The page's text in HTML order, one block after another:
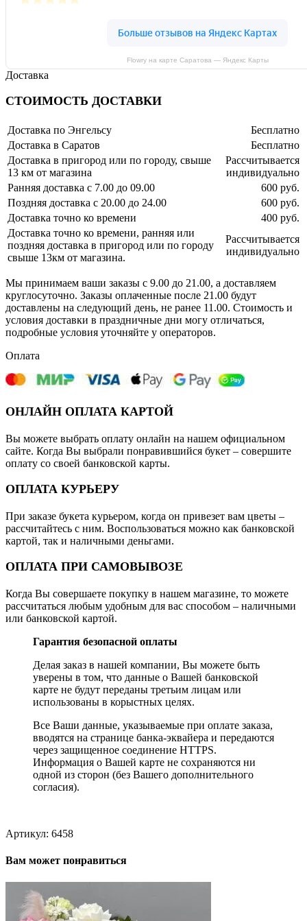
Flowry на карте Саратова — Яндекс Карты
Доставка
СТОИМОСТЬ ДОСТАВКИ
Доставка по Энгельсу
Бесплатно
Доставка в Саратов
Бесплатно
Доставка в пригород или по городу, свыше
13 км от магазина
Рассчитывается
индивидуально
Ранняя доставка с 7.00 до 09.00
600 руб.
Поздняя доставка с 20.00 до 24.00
600 руб.
Доставка точно ко времени
400 руб.
Доставка точно ко времени, ранняя или
поздняя доставка в пригород или по городу
свыше 13км от магазина.
Рассчитывается
индивидуально
Мы принимаем ваши заказы с 9.00 до 21.00, а доставляем
круглосуточно. Заказы оплаченные после 21.00 будут
доставлены на следующий день, не ранее 11.00. Стоимость и
условия доставки в праздничные дни могу отличаться,
подробные условия уточняйте у операторов.
Оплата
ОНЛАЙН ОПЛАТА КАРТОЙ
Вы можете выбрать оплату онлайн на нашем официальном
сайте. Когда Вы выбрали понравившийся букет – совершите
оплату со своей банковской карты.
ОПЛАТА КУРЬЕРУ
При заказе букета курьером, когда он привезет вам цветы –
рассчитайтесь с ним. Воспользоваться можно как банковской
картой, так и наличными деньгами.
ОПЛАТА ПРИ САМОВЫВОЗЕ
Когда Вы совершаете покупку в нашем магазине, то можете
рассчитаться любым удобным для вас способом – наличными
или банковской картой.
Гарантия безопасной оплаты
Делая заказ в нашей компании, Вы можете быть
уверены в том, что данные о Вашей банковской
карте не будут переданы третьим лицам или
использованы в корыстных целях.
Все Ваши данные, указываемые при оплате заказа,
вводятся на странице банка-эквайера и передаются
через защищенное соединение HTTPS.
Информация о Вашей карте не сохраняются ни
одной из сторон (без Вашего дополнительного
согласия).
Артикул: 6458
Вам может понравиться